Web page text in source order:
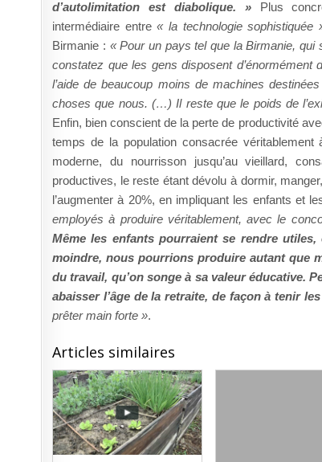
d’autolimitation est diabolique. »
Plus
intermédiaire entre« la technologie sophistiquée
Birmanie : « Pour un pays tel que la Birmanie,
constatez que les gens disposent
l’aide de beaucoup moins de machines
choses que nous. (…) Il reste que le poids de
Enfin, bien conscient de la perte de productivité
temps de la population consacrée
moderne, du nourrisson jusqu’au vieillard,
productives, le reste étant dévolu à dormir,
l’augmenter à 20%, en impliquant les enfants et
employés à produire véritablement, avec le
Même les enfants pourraient se rendre
moindre, nous pourrions produire autant que
du travail, qu’on songe à sa valeur éducative.
abaisser l’âge de la retraite, de façon à tenir
prêter main forte ».
Articles similaires